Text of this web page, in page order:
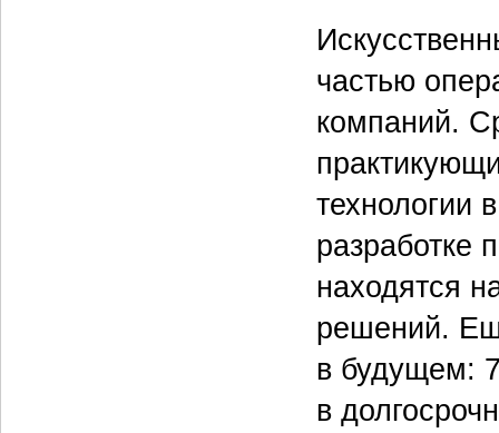
частью
компаний.
технологии
разработке
находятся
решений.
в будущем:
в